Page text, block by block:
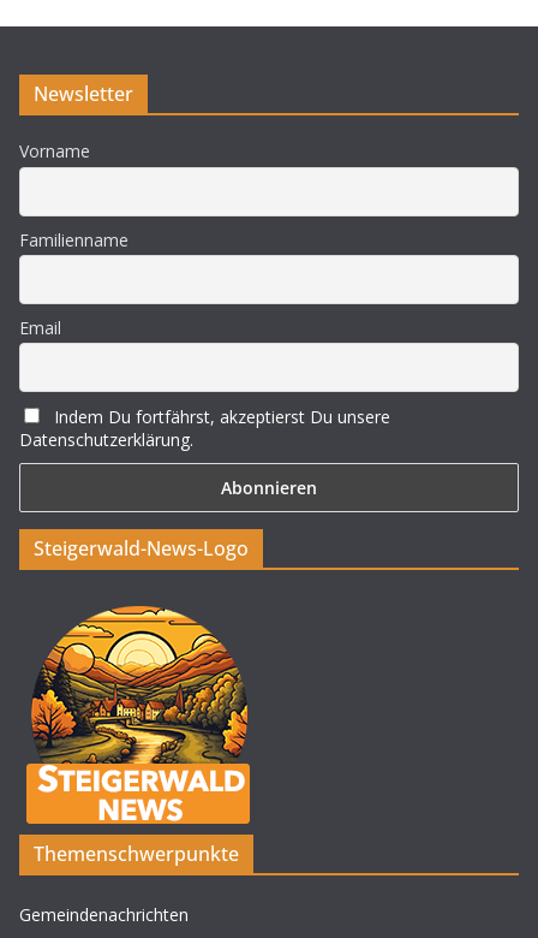
s
Newsletter
Vorname
Familienname
Email
Indem Du fortfährst, akzeptierst Du unsere
Datenschutzerklärung.
Steigerwald-News-Logo
Themenschwerpunkte
Gemeindenachrichten